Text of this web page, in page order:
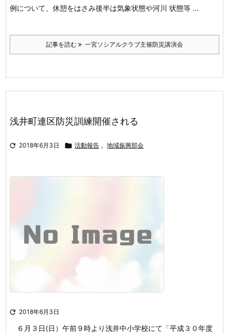
例について、休憩をはさみ後半は気象状態や河川 状態等 ...
記事を読む 一宮ソシアルクラブ主催防災講演会
浅井町連区防災訓練開催される
 2018年6月3日  活動報告 , 地域振興部会
 2018年6月3日
６月３日(日）午前９時より浅井中小学校にて「平成３０年度